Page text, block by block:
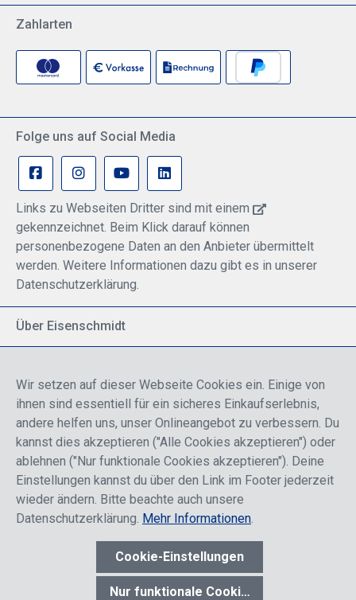
Zahlarten
Folge uns auf Social Media
Links zu Webseiten Dritter sind mit einem
gekennzeichnet. Beim Klick darauf können
personenbezogene Daten an den Anbieter übermittelt
werden. Weitere Informationen dazu gibt es in unserer
Datenschutzerklärung.
Über Eisenschmidt
Breite Palette von Luftfahrtprodukten
Fokus auf Pilotenausbildung
Sicher einkaufen
* Alle Preise sind einschließlich der Rabatte, die je nach Login,
entweder für Endkunden oder Händler gelten und inklusive
gesetzl. Mehrwertsteuer zzgl.Versandkostenwenn nicht anders
Wir setzen auf dieser Webseite Cookies ein. Einige von
ihnen sind essentiell für ein sicheres Einkaufserlebnis,
andere helfen uns, unser Onlineangebot zu verbessern. Du
kannst dies akzeptieren ("Alle Cookies akzeptieren") oder
ablehnen ("Nur funktionale Cookies akzeptieren"). Deine
Einstellungen kannst du über den Link im Footer jederzeit
wieder ändern. Bitte beachte auch unsere
Datenschutzerklärung. Mehr Informationen.
Cookie-Einstellungen
Nur funktionale Cookies akzeptieren